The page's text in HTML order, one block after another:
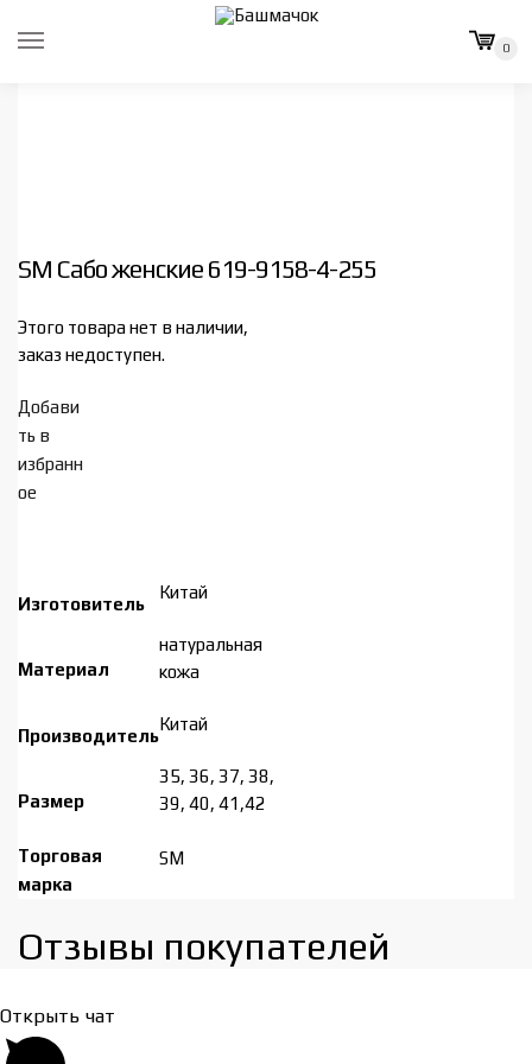
0
SM Сабо женские 619-9158-4-255
Этого товара нет в наличии,
заказ недоступен.
Добави
ть в
избранн
ое
Изготовитель
Китай
Материал
натуральная
кожа
Производитель
Китай
Размер
35, 36, 37, 38,
39, 40, 41,42
Торговая
марка
SM
Отзывы покупателей​
Открыть чат